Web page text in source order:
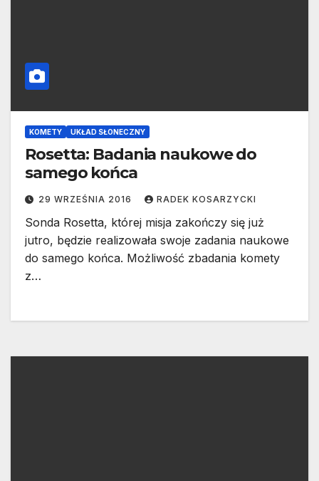
KOMETY UKŁAD SŁONECZNY
Rosetta: Badania naukowe do
samego końca
29 WRZEŚNIA 2016 RADEK KOSARZYCKI
Sonda Rosetta, której misja zakończy się już
jutro, będzie realizowała swoje zadania naukowe
do samego końca. Możliwość zbadania komety
z…